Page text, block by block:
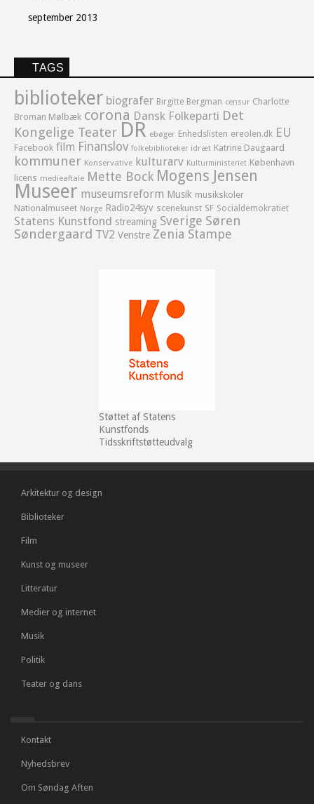
september 2013
TAGS
biblioteker biografer Birgitte Bergman censur Charlotte
Broman Mølbæk corona Dansk Folkeparti Det
Kongelige Teater DR ebøger Enhedslisten ereolen.dk EU
Facebook film Finanslov folkebiblioteker idræt Katrine Daugaard
kommuner Konservative kulturarv Kulturministeriet København
licens medieaftale Mette Bock Mogens Jensen
Museer museumsreform Musik musikskoler
Nationalmuseet Norge Radio24syv scenekunst SF Socialdemokratiet
Statens Kunstfond streaming Sverige Søren
Søndergaard TV2 Venstre Zenia Stampe
Støttet af Statens
Kunstfonds
Tidsskriftstøtteudvalg
Arkitektur og design
Biblioteker
Film
Kunst og museer
Litteratur
Medier og internet
Musik
Politik
Teater og dans
Kontakt
Nyhedsbrev
Om Søndag Aften